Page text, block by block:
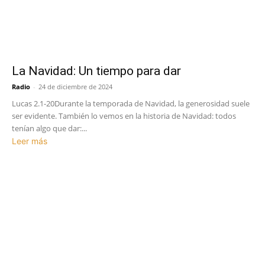
La Navidad: Un tiempo para dar
Radio - 24 de diciembre de 2024
Lucas 2.1-20Durante la temporada de Navidad, la generosidad suele
ser evidente. También lo vemos en la historia de Navidad: todos
tenían algo que dar:...
Leer más